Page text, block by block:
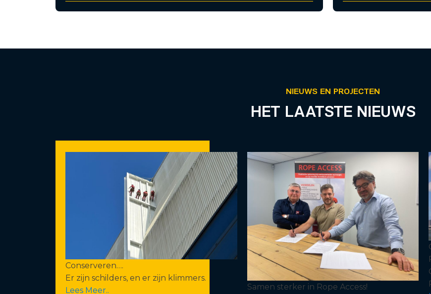
NIEUWS EN PROJECTEN
HET LAATSTE NIEUWS
Conserveren….
Er zijn schilders, en er zijn klimmers.
Lees Meer..
Samen sterker in Rope Access!